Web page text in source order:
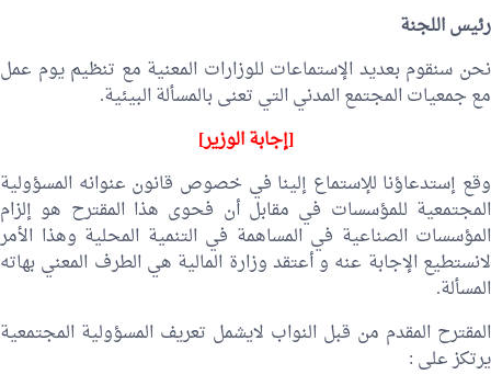
رئيس اللجنة
نحن سنقوم بعديد الإستماعات للوزارات المعنية مع تنظيم يوم عمل
مع جمعيات المجتمع المدني التي تعنى بالمسألة البيئية.
[إجابة الوزير]
وقع إستدعاؤنا للإستماع إلينا في خصوص قانون عنوانه المسؤولية
المجتمعية للمؤسسات في مقابل أن فحوى هذا المقترح هو إلزام
المؤسسات الصناعية في المساهمة في التنمية المحلية وهذا الأمر
لانستطيع الإجابة عنه و أعتقد وزارة المالية هي الطرف المعني بهاته
المسألة.
المقترح المقدم من قبل النواب لايشمل تعريف المسؤولية المجتمعية
يرتكز على :